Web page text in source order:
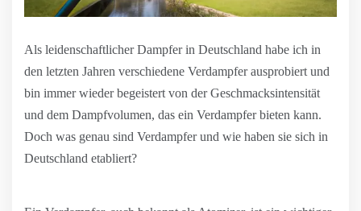
Als leidenschaftlicher Dampfer in Deutschland habe ich in
den letzten Jahren verschiedene Verdampfer ausprobiert und
bin immer wieder begeistert von der Geschmacksintensität
und dem Dampfvolumen, das ein Verdampfer bieten kann.
Doch was genau sind Verdampfer und wie haben sie sich in
Deutschland etabliert?